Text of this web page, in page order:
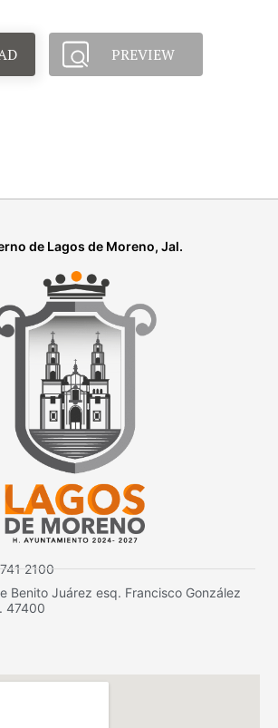
PREVIEW
de Lagos de Moreno, Jal.
2100
Benito Juárez esq. Francisco González
47400